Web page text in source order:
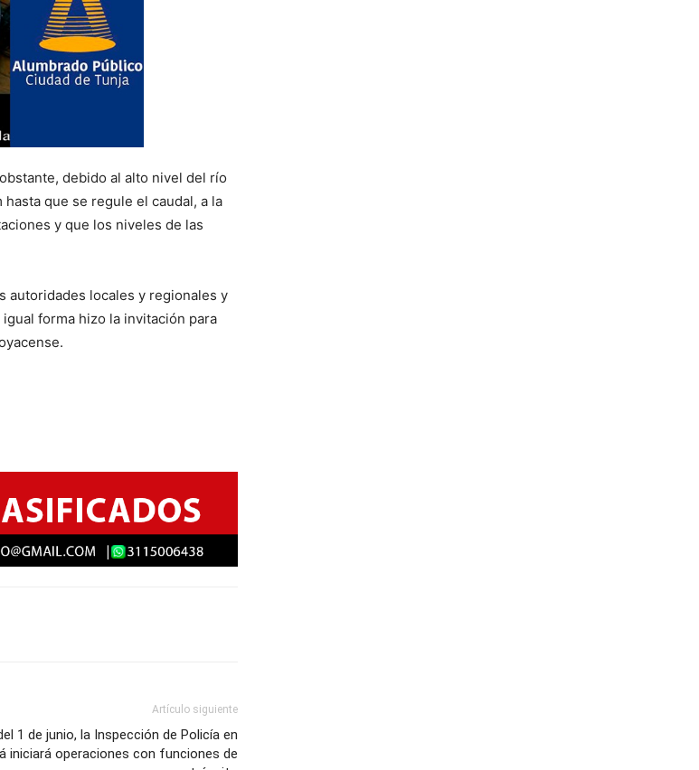
debido al alto nivel del río
que se regule el caudal, a la
y que los niveles de las
autoridades locales y regionales y
forma hizo la invitación para
Artículo siguiente
1 de junio, la Inspección de Policía en
iniciará operaciones con funciones de